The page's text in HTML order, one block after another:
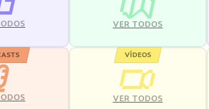
VER TODOS
VÍDEOS
VER TODOS